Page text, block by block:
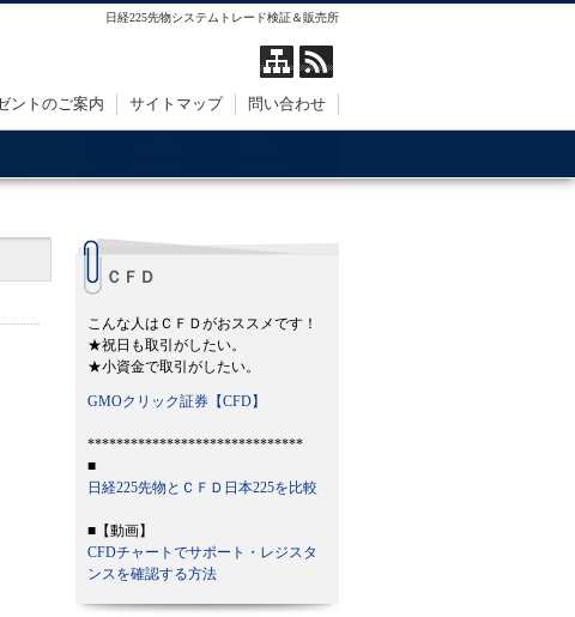
日経225先物システムトレード検証＆販売所
ントのご案内 サイトマップ 問い合わせ
ＣＦＤ
こんな人はＣＦＤがおススメです！
★祝日も取引がしたい。
★小資金で取引がしたい。
GMOクリック証券【CFD】
******************************
■
日経225先物とＣＦＤ日本225を比較
■【動画】
CFDチャートでサポート・レジスタ
ンスを確認する方法